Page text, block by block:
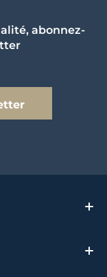
abonnez-